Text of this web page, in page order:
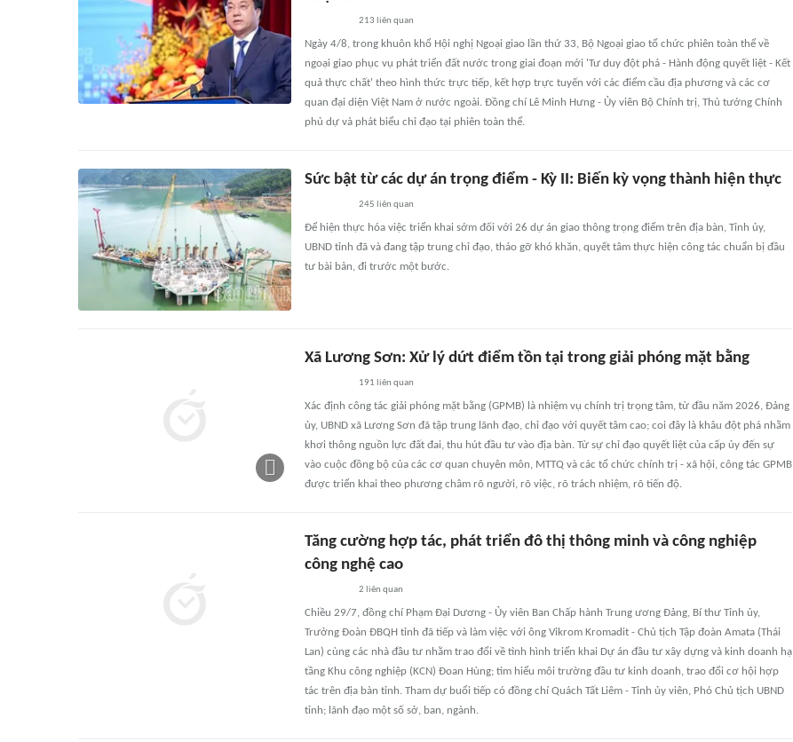
213 liên quan
Ngày 4/8, trong khuôn khổ Hội nghị Ngoại giao lần thứ 33, Bộ Ngoại giao tổ chức phiên toàn thể về
ngoại giao phục vụ phát triển đất nước trong giai đoạn mới 'Tư duy đột phá - Hành động quyết liệt - Kết
quả thực chất' theo hình thức trực tiếp, kết hợp trực tuyến với các điểm cầu địa phương và các cơ
quan đại diện Việt Nam ở nước ngoài. Đồng chí Lê Minh Hưng - Ủy viên Bộ Chính trị, Thủ tướng Chính
phủ dự và phát biểu chỉ đạo tại phiên toàn thể.
Sức bật từ các dự án trọng điểm - Kỳ II: Biến kỳ vọng thành hiện thực
245 liên quan
Để hiện thực hóa việc triển khai sớm đối với 26 dự án giao thông trọng điểm trên địa bàn, Tỉnh ủy,
UBND tỉnh đã và đang tập trung chỉ đạo, tháo gỡ khó khăn, quyết tâm thực hiện công tác chuẩn bị đầu
tư bài bản, đi trước một bước.
Xã Lương Sơn: Xử lý dứt điểm tồn tại trong giải phóng mặt bằng
191 liên quan
Xác định công tác giải phóng mặt bằng (GPMB) là nhiệm vụ chính trị trọng tâm, từ đầu năm 2026, Đảng
ủy, UBND xã Lương Sơn đã tập trung lãnh đạo, chỉ đạo với quyết tâm cao; coi đây là khâu đột phá nhằm
khơi thông nguồn lực đất đai, thu hút đầu tư vào địa bàn. Từ sự chỉ đạo quyết liệt của cấp ủy đến sự
vào cuộc đồng bộ của các cơ quan chuyên môn, MTTQ và các tổ chức chính trị - xã hội, công tác GPMB
được triển khai theo phương châm rõ người, rõ việc, rõ trách nhiệm, rõ tiến độ.
Tăng cường hợp tác, phát triển đô thị thông minh và công nghiệp
công nghệ cao
2 liên quan
Chiều 29/7, đồng chí Phạm Đại Dương - Ủy viên Ban Chấp hành Trung ương Đảng, Bí thư Tỉnh ủy,
Trưởng Đoàn ĐBQH tỉnh đã tiếp và làm việc với ông Vikrom Kromadit - Chủ tịch Tập đoàn Amata (Thái
Lan) cùng các nhà đầu tư nhằm trao đổi về tình hình triển khai Dự án đầu tư xây dựng và kinh doanh hạ
tầng Khu công nghiệp (KCN) Đoan Hùng; tìm hiểu môi trường đầu tư kinh doanh, trao đổi cơ hội hợp
tác trên địa bàn tỉnh. Tham dự buổi tiếp có đồng chí Quách Tất Liêm - Tỉnh ủy viên, Phó Chủ tịch UBND
tỉnh; lãnh đạo một số sở, ban, ngành.